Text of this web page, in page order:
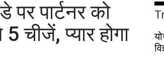
पार्टनर को
चीजें, प्यार होगा